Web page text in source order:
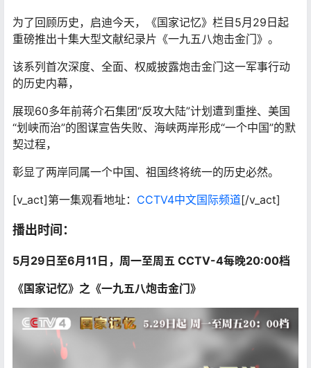
为了回顾历史，启迪今天，《国家记忆》栏目5月29日起
重磅推出十集大型文献纪录片《一九五八炮击金门》。
该系列首次深度、全面、权威披露炮击金门这一军事行动
的历史内幕，
展现60多年前蒋介石集团“反攻大陆”计划遭到重挫、美国
“划峡而治”的图谋宣告失败、海峡两岸形成“一个中国”的默
契过程，
彰显了两岸同属一个中国、祖国终将统一的历史必然。
[v_act]第一集观看地址： CCTV4中文国际频道[/v_act]
播出时间：
5月29日至6月11日，周一至周五 CCTV-4每晚20:00档
《国家记忆》之《一九五八炮击金门》